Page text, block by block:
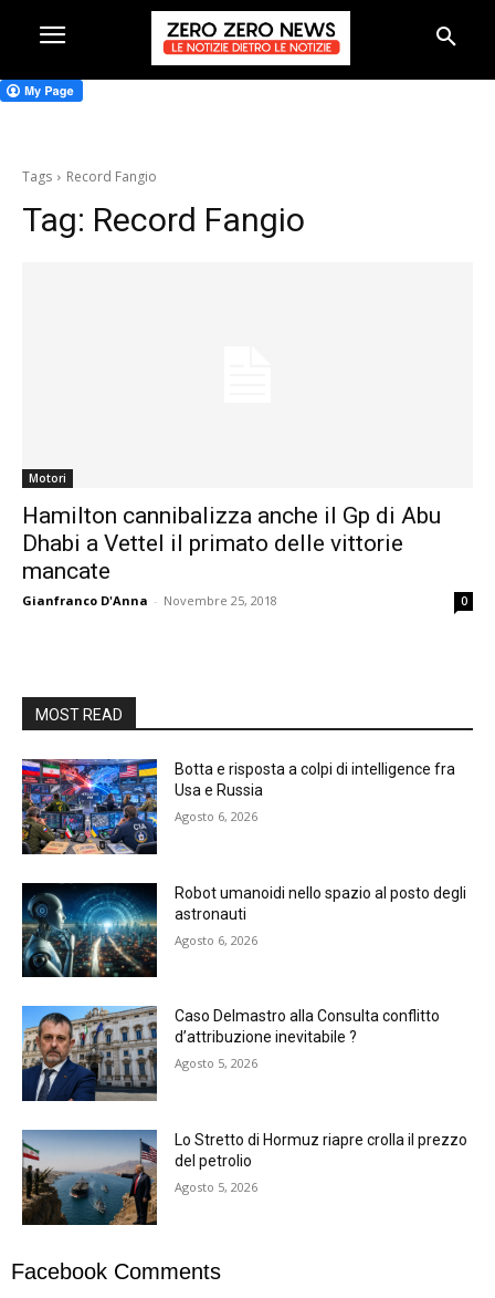
Tags Record Fangio
Tag: Record Fangio
Motori
Hamilton cannibalizza anche il Gp di Abu
Dhabi a Vettel il primato delle vittorie
mancate
Gianfranco D'Anna - Novembre 25, 2018 0
MOST READ
Botta e risposta a colpi di intelligence fra
Usa e Russia
Agosto 6, 2026
Robot umanoidi nello spazio al posto degli
astronauti
Agosto 6, 2026
Caso Delmastro alla Consulta conflitto
d’attribuzione inevitabile ?
Agosto 5, 2026
Lo Stretto di Hormuz riapre crolla il prezzo
del petrolio
Agosto 5, 2026
Facebook Comments